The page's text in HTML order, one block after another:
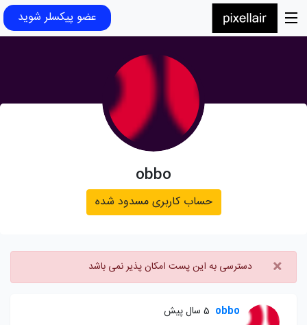
عضو پیکسلر شوید
obbo
حساب کاربری مسدود شده
× دسترسی به این پست امکان پذیر نمی باشد
obbo 5 سال پیش